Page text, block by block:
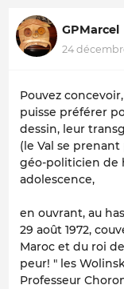
GPMarcel
24
Pouvez
puisse préférer
dessin, leur
(le Val se
géo-politicien de
adolescence,
en ouvrant, au
29 août 1972,
Maroc et du roi
peur! " les
Professeur